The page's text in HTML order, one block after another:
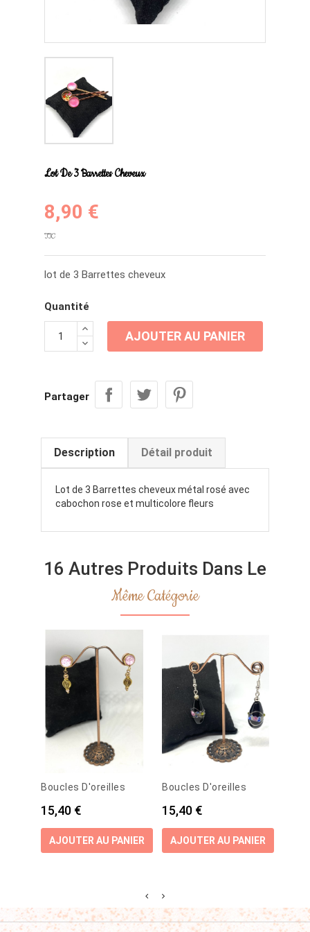
Lot De 3 Barrettes Cheveux
8,90 €
TTC
lot de 3 Barrettes cheveux
Quantité
AJOUTER AU PANIER
Partager
Description Détail produit
Lot de 3 Barrettes cheveux métal rosé avec
cabochon rose et multicolore fleurs
16 Autres Produits Dans Le
Même Catégorie
Boucles D'oreilles
Prix
15,40 €
AJOUTER AU PANIER
Boucles D'oreilles
Prix
15,40 €
AJOUTER AU PANIER